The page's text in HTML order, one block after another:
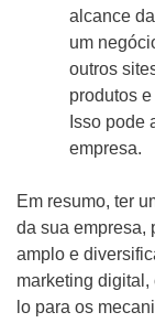
alcance
um
outros
produtos
Isso pode
empresa.
Em resumo, ter
da sua empresa,
amplo e
marketing
lo para os